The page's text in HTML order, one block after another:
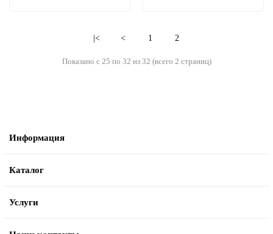
|< < 1 2
Показано с 25 по 32 из 32 (всего 2 страниц)
Информация
Каталог
Услуги